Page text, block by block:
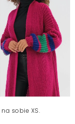
sobie XS.